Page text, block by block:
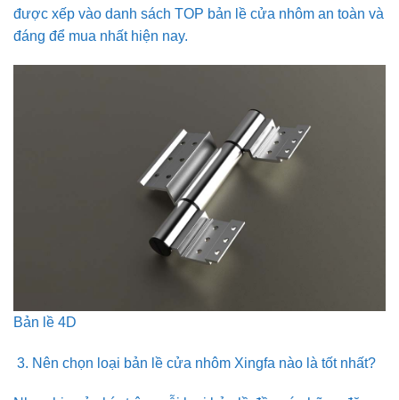
được xếp vào danh sách TOP bản lề cửa nhôm an toàn và
đáng để mua nhất hiện nay.
Bản lề 4D
Nên chọn loại bản lề cửa nhôm Xingfa nào là tốt nhất?